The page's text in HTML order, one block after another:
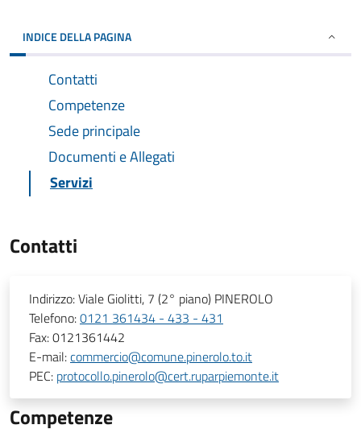
INDICE DELLA PAGINA
Contatti
Competenze
Sede principale
Documenti e Allegati
Servizi
Contatti
Indirizzo:Viale Giolitti, 7 (2° piano) PINEROLO
Telefono:0121 361434 - 433 - 431
Fax:0121361442
E-mail:commercio@comune.pinerolo.to.it
PEC: protocollo.pinerolo@cert.ruparpiemonte.it
Competenze